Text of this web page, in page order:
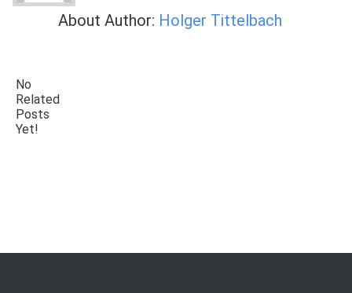
About Author: Holger Tittelbach
No
Related
Posts
Yet!